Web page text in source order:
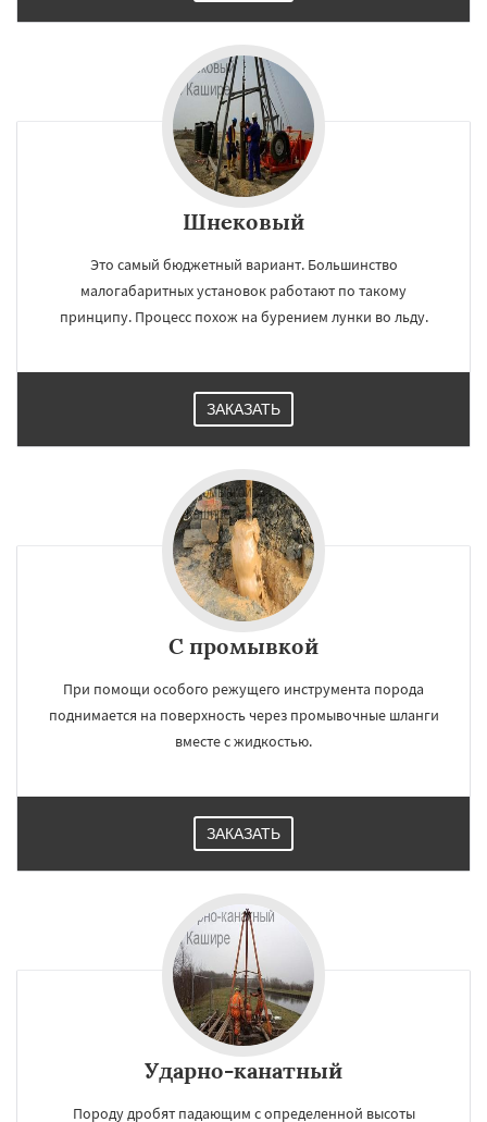
Шнековый
Это самый бюджетный вариант. Большинство
малогабаритных установок работают по такому
принципу. Процесс похож на бурением лунки во льду.
ЗАКАЗАТЬ
С промывкой
При помощи особого режущего инструмента порода
поднимается на поверхность через промывочные шланги
вместе с жидкостью.
ЗАКАЗАТЬ
Ударно-канатный
Породу дробят падающим с определенной высоты